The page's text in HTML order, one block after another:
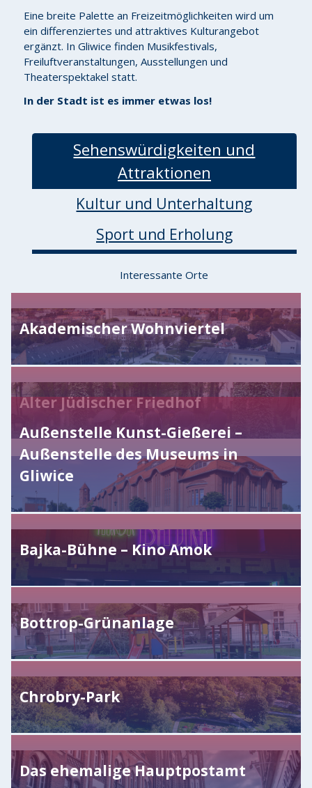
Eine breite Palette an Freizeitmöglichkeiten wird um
ein differenziertes und attraktives Kulturangebot
ergänzt. In Gliwice finden Musikfestivals,
Freiluftveranstaltungen, Ausstellungen und
Theaterspektakel statt.
In der Stadt ist es immer etwas los!
Sehenswürdigkeiten und
Attraktionen
Kultur und Unterhaltung
Sport und Erholung
Interessante Orte
Akademischer Wohnviertel
Alter Jüdischer Friedhof
Außenstelle Kunst-Gießerei –
Außenstelle des Museums in
Gliwice
Bajka-Bühne – Kino Amok
Bottrop-Grünanlage
Chrobry-Park
Das ehemalige Hauptpostamt